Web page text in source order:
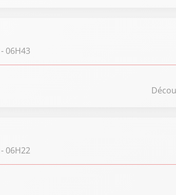
- 06H43
- 06H22